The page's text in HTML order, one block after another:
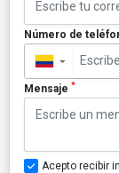
Número de
▼
Mensaje *
Acepto recibir